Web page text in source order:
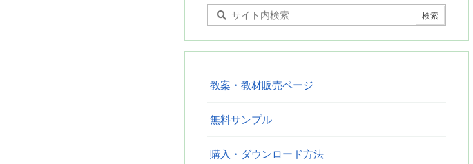
教案・教材販売ページ
無料サンプル
購入・ダウンロード方法